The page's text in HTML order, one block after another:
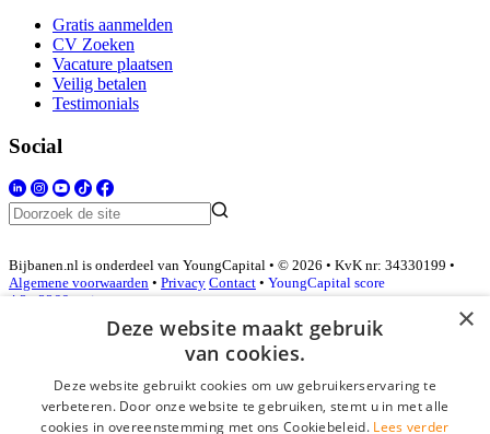
Gratis aanmelden
CV Zoeken
Vacature plaatsen
Veilig betalen
Testimonials
Social
Bijbanen.nl is onderdeel van YoungCapital • © 2026 • KvK nr: 34330199 •
Algemene voorwaarden • Privacy Contact • YoungCapital score
4.3 - 3366 reviews
Inloggen als bedrijf
*
×
Deze website maakt gebruik
van cookies.
Deze website gebruikt cookies om uw gebruikerservaring te
verbeteren. Door onze website te gebruiken, stemt u in met alle
cookies in overeenstemming met ons Cookiebeleid. Lees verder